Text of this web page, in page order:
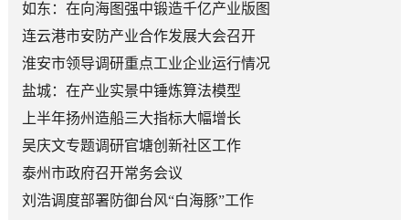
如东：在向海图强中锻造千亿产业版图
连云港市安防产业合作发展大会召开
淮安市领导调研重点工业企业运行情况
盐城：在产业实景中锤炼算法模型
上半年扬州造船三大指标大幅增长
吴庆文专题调研官塘创新社区工作
泰州市政府召开常务会议
刘浩调度部署防御台风“白海豚”工作